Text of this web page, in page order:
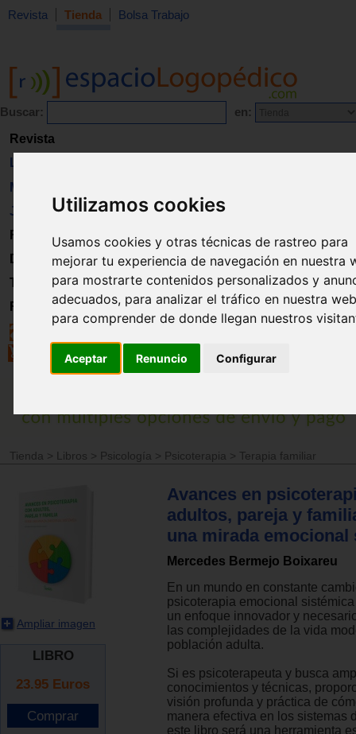
Utilizamos cookies
Usamos cookies y otras técnicas de rastreo para
mejorar tu experiencia de navegación en nuestra
para mostrarte contenidos personalizados y
adecuados, para analizar el tráfico en nuestra
para comprender de donde llegan nuestros
Aceptar Renuncio Configurar
Revista Tienda Bolsa Trabajo
Buscar: en:
Revista
Libros
Material
Juguetes
Formación
Directorio
Trabajo
Registro
Tienda > Libros > Psicología > Psicoterapia > Terapia familiar
Ampliar imagen
LIBRO
23.95 Euros
Avances en
adultos, pareja y
una mirada emocional
Mercedes Bermejo Boixareu
En un mundo en constante
psicoterapia emocional
un enfoque innovador y
las complejidades de la vida
población adulta.
Si es psicoterapeuta y busca
conocimientos y técnicas,
visión profunda y práctica de
manera efectiva en los sistemas
este libro será una herramienta